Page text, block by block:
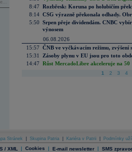
8:47 Rozbřesk: Koruna po holubičím
8:14 CSG výrazně překonala odhady.
5:50 Srpen přeje dividendám. CNBC
výnosem
06.08.2026
15:57 ČNB ve vyčkávacím režimu, zvýšení
15:31
Zásoby plynu v EU jsou pro toto
14:47 Růst MercadoLibre akceleruje na
1 2 3 4
Stránek Skupina Patria Kariéra v Patrii Podmínky
/ XML | Cookies | E-mail newsletter | SMS